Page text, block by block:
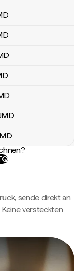
JMD
sende direkt an
Keine versteckten